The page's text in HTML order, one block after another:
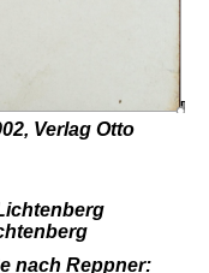
Verlag Otto
nach Reppner: